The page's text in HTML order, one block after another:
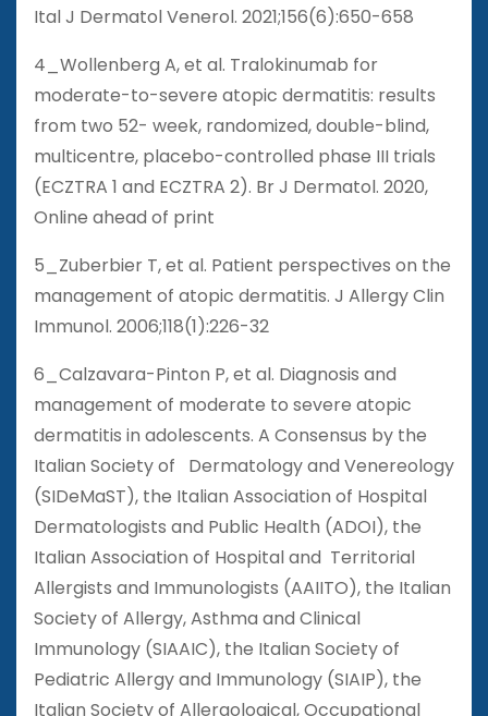
Ital J Dermatol Venerol. 2021;156(6):650-658
4_Wollenberg A, et al. Tralokinumab for
moderate-to-severe atopic dermatitis: results
from two 52- week, randomized, double-blind,
multicentre, placebo-controlled phase III trials
(ECZTRA 1 and ECZTRA 2). Br J Dermatol. 2020,
Online ahead of print
5_Zuberbier T, et al. Patient perspectives on the
management of atopic dermatitis. J Allergy Clin
Immunol. 2006;118(1):226-32
6_Calzavara-Pinton P, et al. Diagnosis and
management of moderate to severe atopic
dermatitis in adolescents. A Consensus by the
Italian Society of Dermatology and Venereology
(SIDeMaST), the Italian Association of Hospital
Dermatologists and Public Health (ADOI), the
Italian Association of Hospital and Territorial
Allergists and Immunologists (AAIITO), the Italian
Society of Allergy, Asthma and Clinical
Immunology (SIAAIC), the Italian Society of
Pediatric Allergy and Immunology (SIAIP), the
Italian Society of Allergological, Occupational